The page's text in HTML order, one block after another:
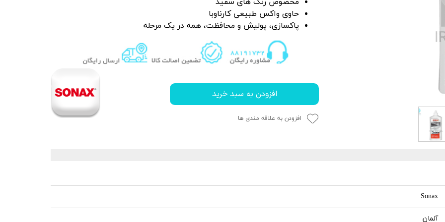
از بین برنده لکه آب
پاک کننده چسب، قیر و شیره درخت
کاور
کاور
کن
چندمنظوره
نور دیتیلینگ خودرو
حاوی واکس طبیعی کارناوبا
پاکسازی، پولیش و محافظت، همه در یک مرحله
افزودن به سبد خرید
افزودن به علاقه مندی ها
Sonax
آلمان